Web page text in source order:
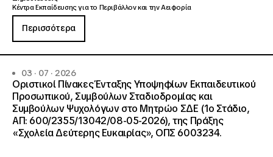
Κέντρα Εκπαίδευσης για το Περιβάλλον και την Αειφορία
Περισσότερα
03 · 07 · 2026
Οριστικοί Πίνακες Ένταξης Υποψηφίων Εκπαιδευτικού
Προσωπικού, Συμβούλων Σταδιοδρομίας και
Συμβούλων Ψυχολόγων στο Μητρώο ΣΔΕ (1ο Στάδιο,
ΑΠ: 600/2355/13042/08-05-2026), της Πράξης
«Σχολεία Δεύτερης Ευκαιρίας», ΟΠΣ 6003234.